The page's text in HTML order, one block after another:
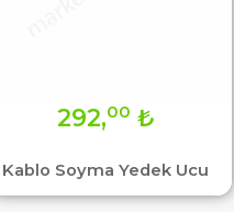
Kablo Soyma Yedek Ucu
292,00 ₺